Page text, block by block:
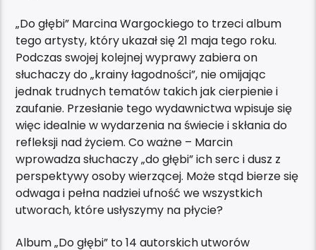
„Do głębi” Marcina Wargockiego to trzeci album
tego artysty, który ukazał się 21 maja tego roku.
Podczas swojej kolejnej wyprawy zabiera on
słuchaczy do „krainy łagodności”, nie omijając
jednak trudnych tematów takich jak cierpienie i
zaufanie. Przesłanie tego wydawnictwa wpisuje się
więc idealnie w wydarzenia na świecie i skłania do
refleksji nad życiem. Co ważne – Marcin
wprowadza słuchaczy „do głębi” ich serc i dusz z
perspektywy osoby wierzącej. Może stąd bierze się
odwaga i pełna nadziei ufność we wszystkich
utworach, które usłyszymy na płycie?
Album „Do głębi” to 14 autorskich utworów